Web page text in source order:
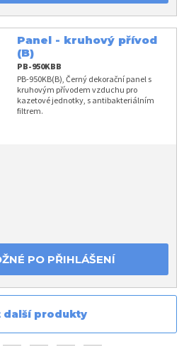
Panel - kruhový přívod
(B)
PB-950KBB
PB-950KB(B), Černý dekorační panel s
kruhovým přívodem vzduchu pro
kazetové jednotky, s antibakteriálním
filtrem.
PO PŘIHLÁŠENÍ
další produkty